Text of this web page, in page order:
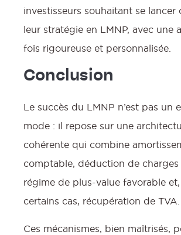
investisseurs souhaitant se lancer
leur stratégie en LMNP, avec une
fois rigoureuse et personnalisée.
Conclusion
Le succès du LMNP n’est pas un
mode : il repose sur une
cohérente qui combine
comptable, déduction de charges
régime de plus-value favorable
certains cas, récupération de TVA.
Ces mécanismes, bien maîtrisés,